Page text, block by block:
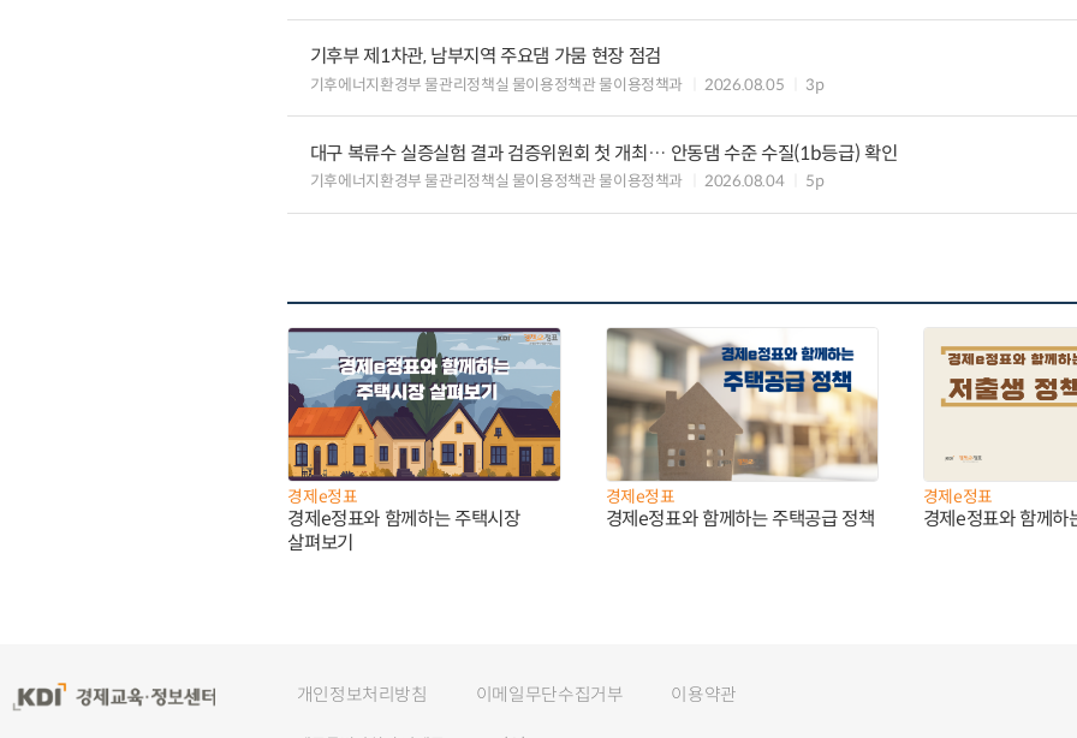
기후부 제1차관, 남부지역 주요댐 가뭄 현장 점검
기후에너지환경부 물관리정책실 물이용정책관 물이용정책과 2026.08.05 3p
대구 복류수 실증실험 결과 검증위원회 첫 개최… 안동댐 수준 수질(1b등급) 확인
기후에너지환경부 물관리정책실 물이용정책관 물이용정책과 2026.08.04 5p
경제e정표
경제e정표와 함께하는 주택시장
살펴보기
경제e정표
경제e정표와 함께하는 주택공급 정책
경제e정표
경제e정표와 함께하
개인정보처리방침 이메일무단수집거부 이용약관